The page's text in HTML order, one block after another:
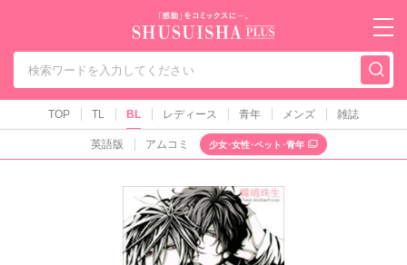
秋水社PLUS（テ
TOP TL BL レディース 青年 メンズ 雑誌
英語版 アムコミ 少女･女性･ペット･青年